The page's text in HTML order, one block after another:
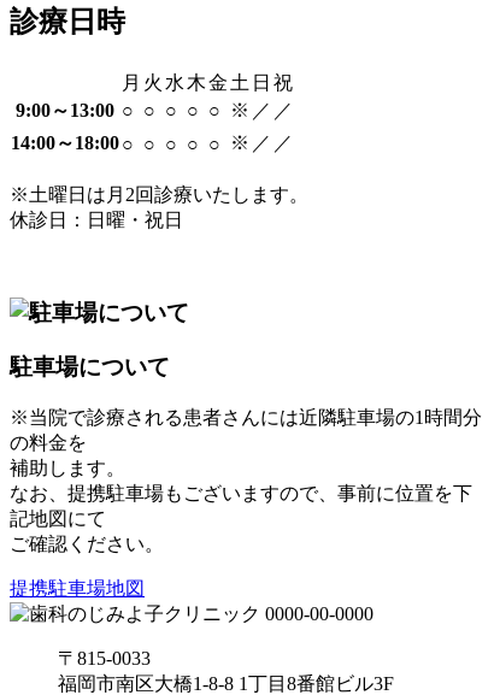
診療日時
月 火 水 木金 土 日 祝
9:00～13:00 ○ ○ ○ ○ ○ ※ ／ ／
14:00～18:00○ ○ ○ ○ ○ ※ ／ ／
※土曜日は月2回診療いたします。
休診日：日曜・祝日
駐車場について
※当院で診療される患者さんには近隣駐車場の1時間分
の料金を
補助します。
なお、提携駐車場もございますので、事前に位置を下
記地図にて
ご確認ください。
提携駐車場地図
〒815-0033
福岡市南区大橋1-8-8 1丁目8番館ビル3F